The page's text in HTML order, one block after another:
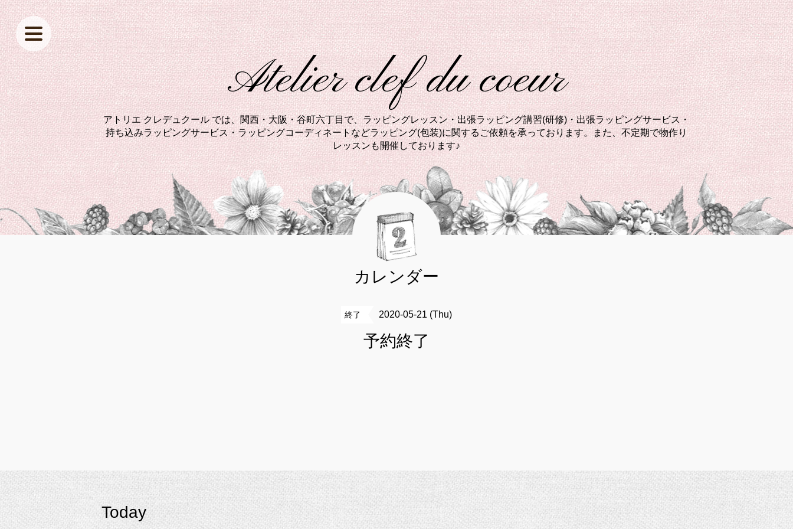
Atelier clef du coeur
アトリエ クレデュクール では、関西・大阪・谷町六丁目で、ラッピングレッスン・出張ラッピング講習(研修)・出張ラッピングサービス・
持ち込みラッピングサービス・ラッピングコーディネートなどラッピング(包装)に関するご依頼を承っております。また、不定期で物作り
レッスンも開催しております♪
カレンダー
終了 2020-05-21 (Thu)
予約終了
Today